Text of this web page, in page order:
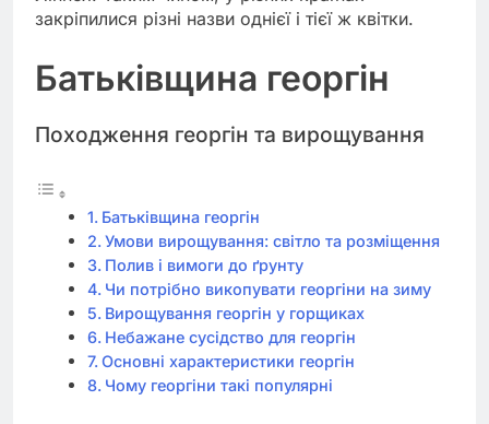
закріпилися різні назви однієї і тієї ж квітки.
Батьківщина георгін
Походження георгін та вирощування
Батьківщина георгін
Умови вирощування: світло та розміщення
Полив і вимоги до ґрунту
Чи потрібно викопувати георгіни на зиму
Вирощування георгін у горщиках
Небажане сусідство для георгін
Основні характеристики георгін
Чому георгіни такі популярні